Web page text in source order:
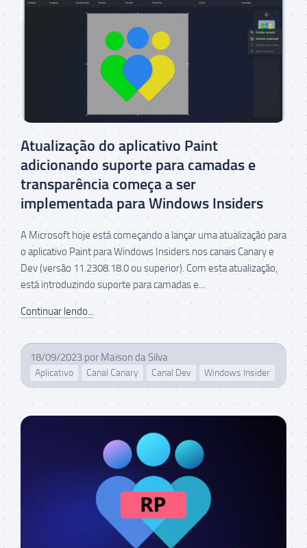
Atualização do aplicativo Paint
adicionando suporte para camadas e
transparência começa a ser
implementada para Windows Insiders
A Microsoft hoje está começando a lançar uma atualização para
o aplicativo Paint para Windows Insiders nos canais Canary e
Dev (versão 11.2308.18.0 ou superior). Com esta atualização,
está introduzindo suporte para camadas e...
Continuar lendo...
18/09/2023 por Maison da Silva
Aplicativo Canal Canary Canal Dev Windows Insider